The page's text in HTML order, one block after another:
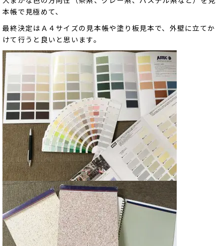
本帳で見極めて、
最終決定はＡ４サイズの見本帳や塗り板見本で、外壁に立てか
けて行うと良いと思います。